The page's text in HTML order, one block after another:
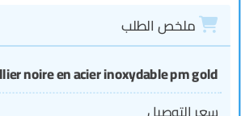
ملخص الطلب
noire en acier inoxydable pm gold